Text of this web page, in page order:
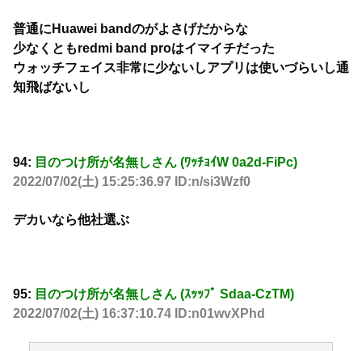
普通にHuawei bandのがよさげだからな
少なくともredmi band proはイマイチだった
ウォッチフェイス非常に少ないしアプリは使いづらいし通
知飛ばないし
94: 目のつけ所が名無しさん (ﾜｯﾁｮｲW 0a2d-FiPc)
2022/07/02(土) 15:25:36.97 ID:n/si3Wzf0
デカいなら他社選ぶ
95: 目のつけ所が名無しさん (ｽｯｯﾌﾟ Sdaa-CzTM)
2022/07/02(土) 16:37:10.74 ID:n01wvXPhd